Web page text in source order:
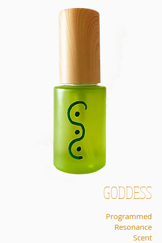
GODDESS
Programmed
Resonance
Scent